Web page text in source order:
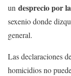
un desprecio por
sexenio donde
general.
Las declaraciones
homicidios no